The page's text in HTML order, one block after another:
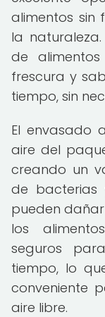
alimentos sin
la
de
frescura y
tiempo, sin
El envasado
aire del
creando un
de bacterias
pueden
los
seguros
tiempo, lo
conveniente
aire libre.